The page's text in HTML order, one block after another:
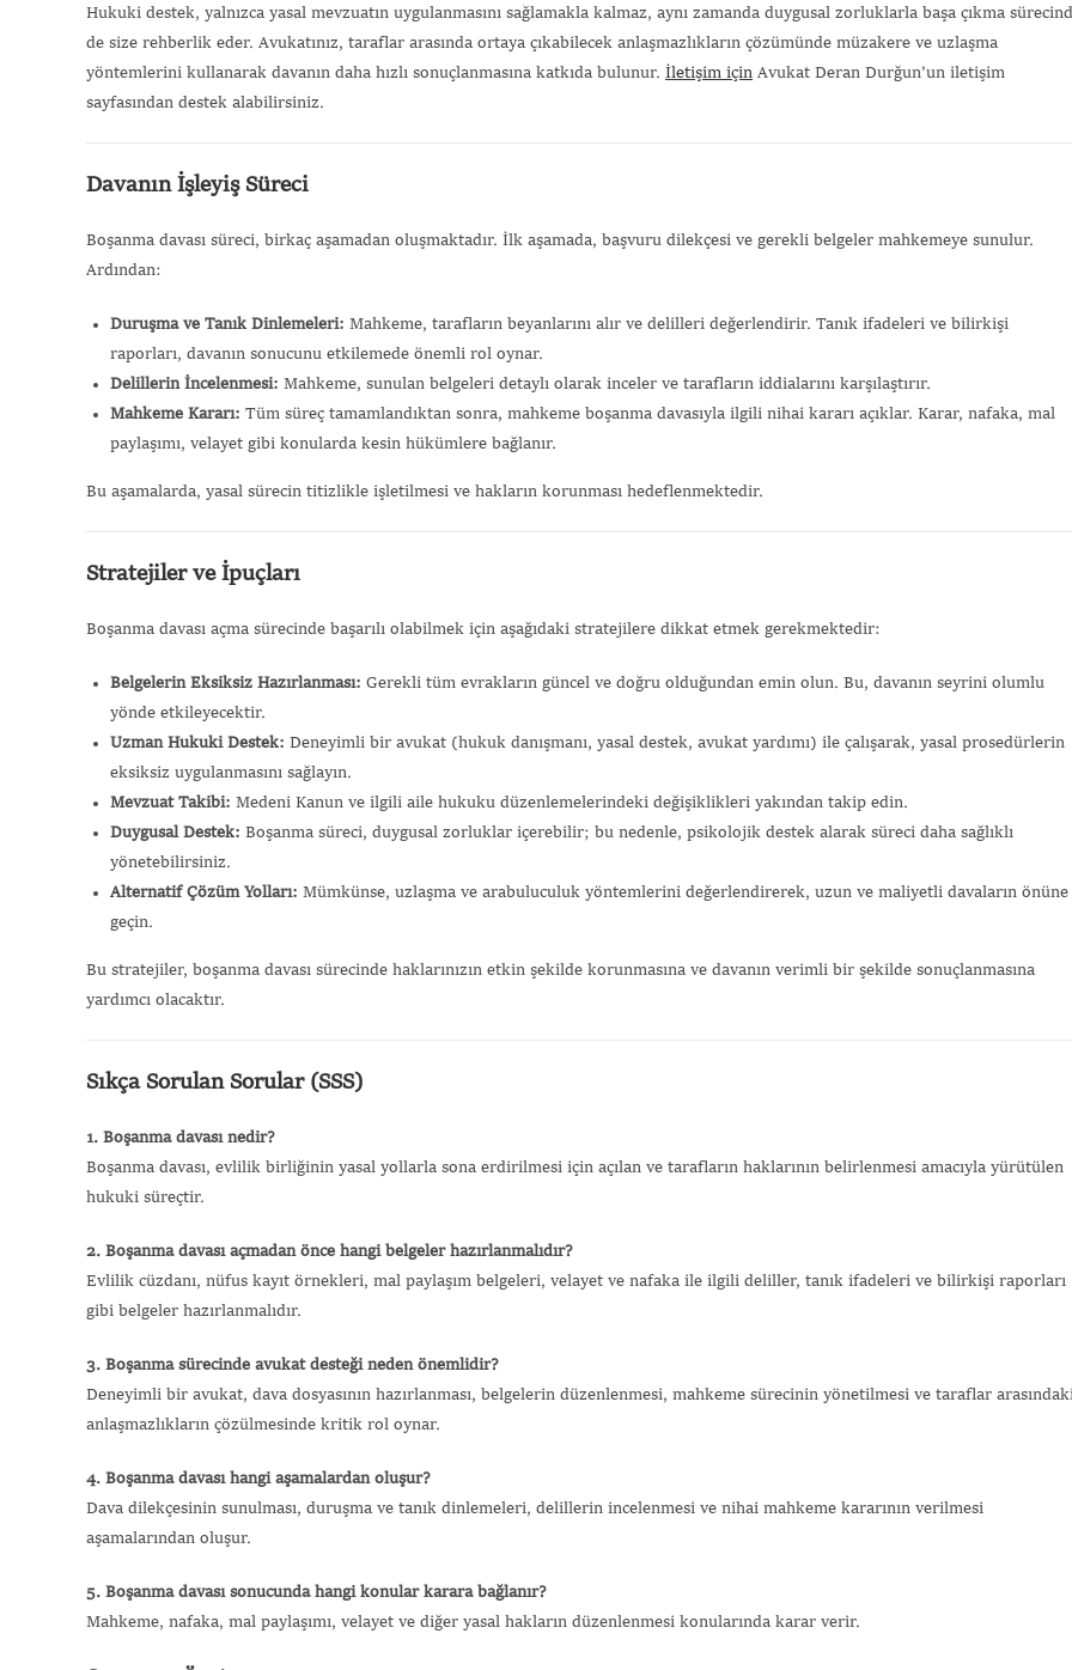
Hukuki destek, yalnızca yasal mevzuatın uygulanmasını sağlamakla kalmaz, aynı zamanda duygusal zorluklarla başa çıkma
de size rehberlik eder. Avukatınız, taraflar arasında ortaya çıkabilecek anlaşmazlıkların çözümünde müzakere ve uzlaşma
yöntemlerini kullanarak davanın daha hızlı sonuçlanmasına katkıda bulunur. İletişim için Avukat Deran Durğun’un iletişim
sayfasından destek alabilirsiniz.
Davanın İşleyiş Süreci
Boşanma davası süreci, birkaç aşamadan oluşmaktadır. İlk aşamada, başvuru dilekçesi ve gerekli belgeler mahkemeye sunulur.
Ardından:
Duruşma ve Tanık Dinlemeleri: Mahkeme, tarafların beyanlarını alır ve delilleri değerlendirir. Tanık ifadeleri ve bilirkişi
raporları, davanın sonucunu etkilemede önemli rol oynar.
Delillerin İncelenmesi: Mahkeme, sunulan belgeleri detaylı olarak inceler ve tarafların iddialarını karşılaştırır.
Mahkeme Kararı: Tüm süreç tamamlandıktan sonra, mahkeme boşanma davasıyla ilgili nihai kararı açıklar. Karar, nafaka, mal
paylaşımı, velayet gibi konularda kesin hükümlere bağlanır.
Bu aşamalarda, yasal sürecin titizlikle işletilmesi ve hakların korunması hedeflenmektedir.
Stratejiler ve İpuçları
Boşanma davası açma sürecinde başarılı olabilmek için aşağıdaki stratejilere dikkat etmek gerekmektedir:
Belgelerin Eksiksiz Hazırlanması: Gerekli tüm evrakların güncel ve doğru olduğundan emin olun. Bu, davanın seyrini olumlu
yönde etkileyecektir.
Uzman Hukuki Destek: Deneyimli bir avukat (hukuk danışmanı, yasal destek, avukat yardımı) ile çalışarak, yasal prosedürlerin
eksiksiz uygulanmasını sağlayın.
Mevzuat Takibi: Medeni Kanun ve ilgili aile hukuku düzenlemelerindeki değişiklikleri yakından takip edin.
Duygusal Destek: Boşanma süreci, duygusal zorluklar içerebilir; bu nedenle, psikolojik destek alarak süreci daha sağlıklı
yönetebilirsiniz.
Alternatif Çözüm Yolları: Mümkünse, uzlaşma ve arabuluculuk yöntemlerini değerlendirerek, uzun ve maliyetli davaların önüne
geçin.
Bu stratejiler, boşanma davası sürecinde haklarınızın etkin şekilde korunmasına ve davanın verimli bir şekilde sonuçlanmasına
yardımcı olacaktır.
Sıkça Sorulan Sorular (SSS)
1. Boşanma davası nedir?
Boşanma davası, evlilik birliğinin yasal yollarla sona erdirilmesi için açılan ve tarafların haklarının belirlenmesi amacıyla yürütülen
hukuki süreçtir.
2. Boşanma davası açmadan önce hangi belgeler hazırlanmalıdır?
Evlilik cüzdanı, nüfus kayıt örnekleri, mal paylaşım belgeleri, velayet ve nafaka ile ilgili deliller, tanık ifadeleri ve bilirkişi raporları
gibi belgeler hazırlanmalıdır.
3. Boşanma sürecinde avukat desteği neden önemlidir?
Deneyimli bir avukat, dava dosyasının hazırlanması, belgelerin düzenlenmesi, mahkeme sürecinin yönetilmesi ve taraflar arasındaki
anlaşmazlıkların çözülmesinde kritik rol oynar.
4. Boşanma davası hangi aşamalardan oluşur?
Dava dilekçesinin sunulması, duruşma ve tanık dinlemeleri, delillerin incelenmesi ve nihai mahkeme kararının verilmesi
aşamalarından oluşur.
5. Boşanma davası sonucunda hangi konular karara bağlanır?
Mahkeme, nafaka, mal paylaşımı, velayet ve diğer yasal hakların düzenlenmesi konularında karar verir.